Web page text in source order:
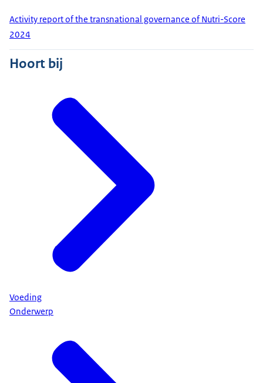
Activity report of the transnational governance of Nutri-Score
2024
Hoort bij
Voeding
Onderwerp